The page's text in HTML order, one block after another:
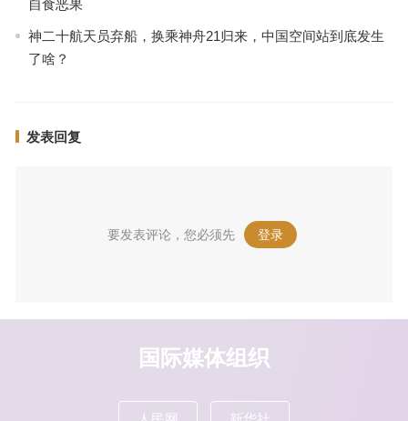
自食恶果
神二十航天员弃船，换乘神舟21归来，中国空间站到底发生
了啥？
发表回复
要发表评论，您必须先 登录 。
国际媒体组织